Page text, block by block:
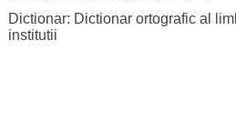
Dictionar: Dictionar ortografic al
institutii